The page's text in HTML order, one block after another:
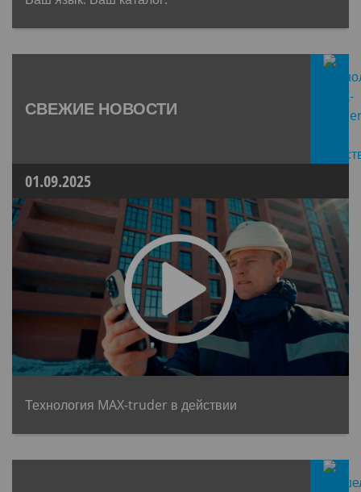
СВЕЖИЕ НОВОСТИ
01.09.2025
Технология MAX-truder в действии